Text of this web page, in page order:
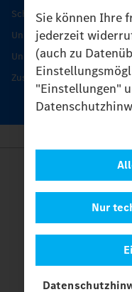
Sie können Ihre
jederzeit
(auch zu
"Einstellungen"
Nur
Schutz und Werterhalt
Unimog Serviceangebot
Unimog Servicetage
Zusatzleistungen
© 2026 Daimler Truck